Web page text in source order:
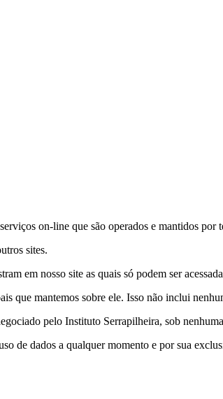
on-line que são operados e mantidos
sites.
em nosso site as quais só podem ser
que mantemos sobre ele. Isso não inclui
pelo Instituto Serrapilheira, sob
de dados a qualquer momento e por sua